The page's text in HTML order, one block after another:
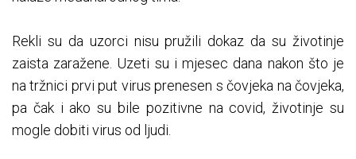
Rekli su da uzorci nisu pružili dokaz da su životinje
zaista zaražene. Uzeti su i mjesec dana nakon što je
na tržnici prvi put virus prenesen s čovjeka na čovjeka,
pa čak i ako su bile pozitivne na covid, životinje su
mogle dobiti virus od ljudi.